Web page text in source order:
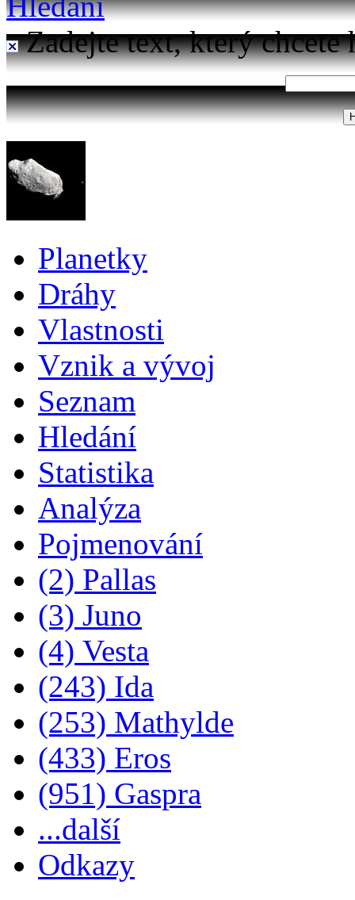
Zadejte text, který chcete
Planetky
Dráhy
Vlastnosti
Vznik a vývoj
Seznam
Hledání
Statistika
Analýza
Pojmenování
(2) Pallas
(3) Juno
(4) Vesta
(243) Ida
(253) Mathylde
(433) Eros
(951) Gaspra
...další
Odkazy